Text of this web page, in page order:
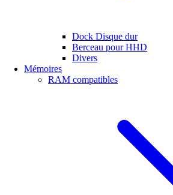
Dock Disque dur
Berceau pour HHD
Divers
Mémoires
RAM compatibles